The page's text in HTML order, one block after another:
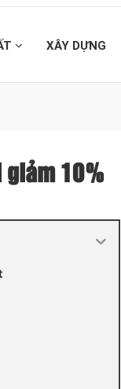
XÂY DỰNG
giảm 10%